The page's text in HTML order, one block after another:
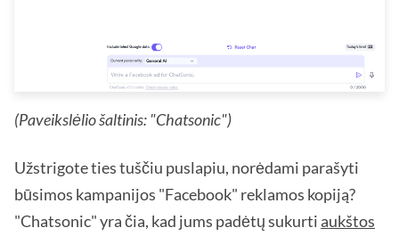
(Paveikslėlio šaltinis: "Chatsonic")
Užstrigote ties tuščiu puslapiu, norėdami parašyti
būsimos kampanijos "Facebook" reklamos kopiją?
"Chatsonic" yra čia, kad jums padėtų sukurti aukštos